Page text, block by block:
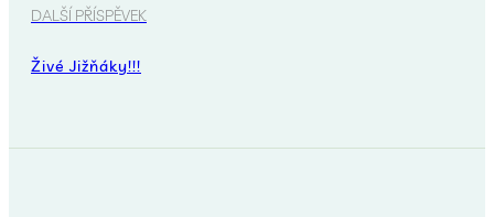
DALŠÍ PŘÍSPĚVEK
Živé Jižňáky!!!